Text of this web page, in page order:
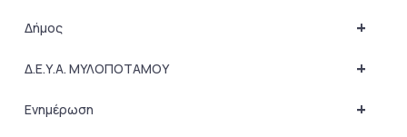
+
Δήμος
+
Δ.Ε.Υ.Α. ΜΥΛΟΠΟΤΑΜΟΥ
+
Ενημέρωση